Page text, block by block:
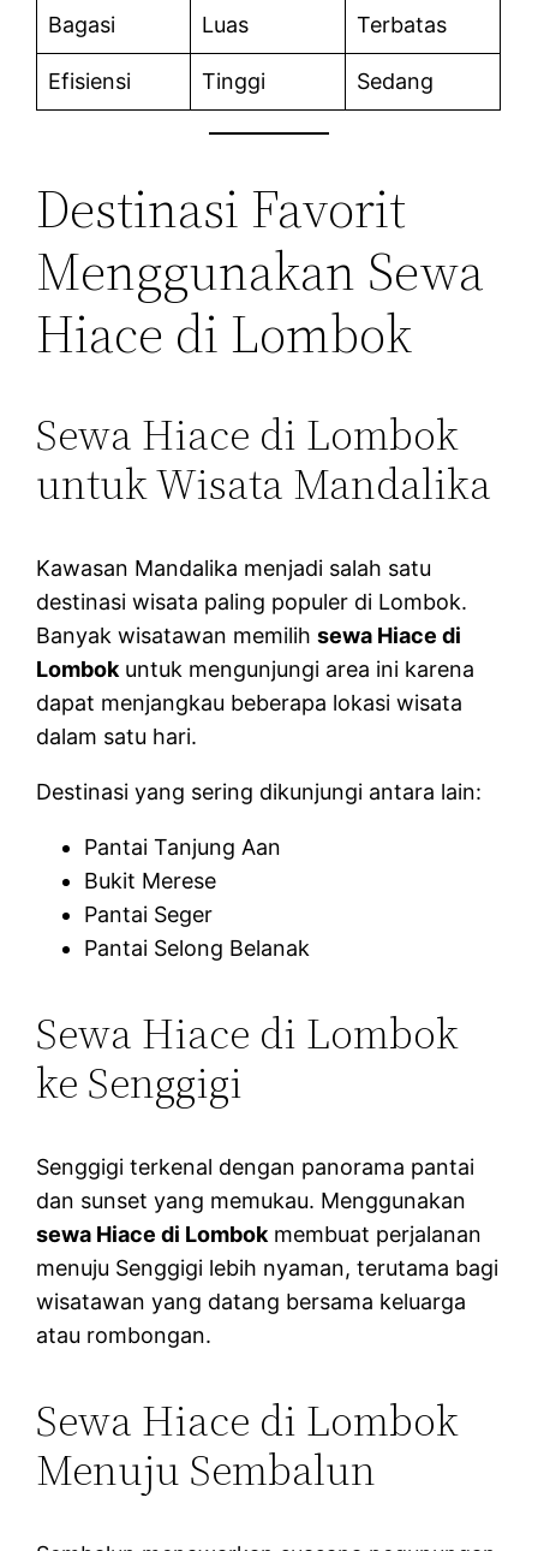
Bagasi Luas Terbatas
Efisiensi Tinggi Sedang
Destinasi Favorit
Menggunakan Sewa
Hiace di Lombok
Sewa Hiace di Lombok
untuk Wisata Mandalika
Kawasan Mandalika menjadi salah satu
destinasi wisata paling populer di Lombok.
Banyak wisatawan memilihsewa Hiace di
Lombok untuk mengunjungi area ini karena
dapat menjangkau beberapa lokasi wisata
dalam satu hari.
Destinasi yang sering dikunjungi antara lain:
Pantai Tanjung Aan
Bukit Merese
Pantai Seger
Pantai Selong Belanak
Sewa Hiace di Lombok
ke Senggigi
Senggigi terkenal dengan panorama pantai
dan sunset yang memukau. Menggunakan
sewa Hiace di Lombok membuat perjalanan
menuju Senggigi lebih nyaman, terutama bagi
wisatawan yang datang bersama keluarga
atau rombongan.
Sewa Hiace di Lombok
Menuju Sembalun